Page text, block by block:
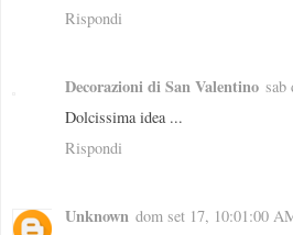
Rispondi
Decorazioni di San Valentino sab
Dolcissima idea ...
Rispondi
Unknown dom set 17, 10:01:00